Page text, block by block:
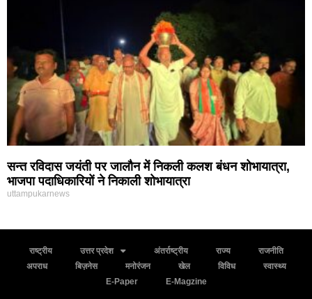
सन्त रविदास जयंती पर जालौन में निकली कलश बंधन शोभायात्रा,
भाजपा पदाधिकारियों ने निकाली शोभायात्रा
uttampukarnews
राष्ट्रीय उत्तर प्रदेश अंतर्राष्ट्रीय राज्य
राजनीति
अपराध
बिज़नेस मनोरंजन खेल विविध
स्वास्थ्य
E-Paper
E-Magzine